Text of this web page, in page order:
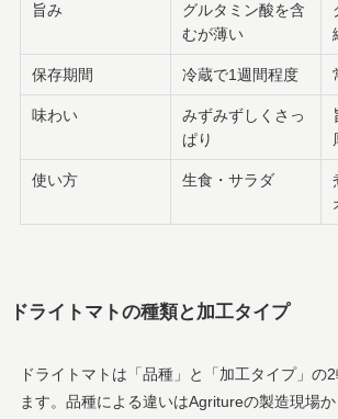
旨み
グルタミン酸を含
むが薄い
保存期間 冷蔵で1週間程度
味わい
みずみずしくさっ
ぱり
使い方 生食・サラダ
ドライトマトの種類と加工タイプ
ドライトマトは「品種」と「加工タイプ」の
ます。品種による違いはAgritureの製造現場